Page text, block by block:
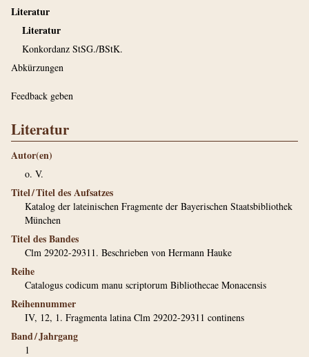
Literatur
Literatur
Konkordanz StSG./BStK.
Abkürzungen
Feedback geben
Literatur
Autor(en)
o. V.
Titel / Titel des Aufsatzes
Katalog der lateinischen Fragmente der Bayerischen Staatsbibliothek
München
Titel des Bandes
Clm 29202-29311. Beschrieben von Hermann Hauke
Reihe
Catalogus codicum manu scriptorum Bibliothecae Monacensis
Reihennummer
IV, 12, 1. Fragmenta latina Clm 29202-29311 continens
Band / Jahrgang
1